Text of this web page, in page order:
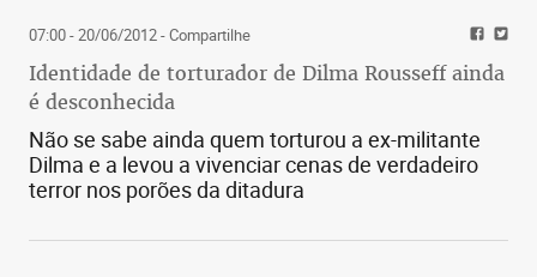
07:00 - 20/06/2012- Compartilhe
Identidade de torturador de Dilma Rousseff ainda
é desconhecida
Não se sabe ainda quem torturou a ex-militante
Dilma e a levou a vivenciar cenas de verdadeiro
terror nos porões da ditadura